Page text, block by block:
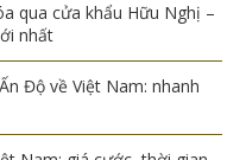
qua cửa khẩu Hữu Nghị –
nhất
Độ về Việt Nam: nhanh